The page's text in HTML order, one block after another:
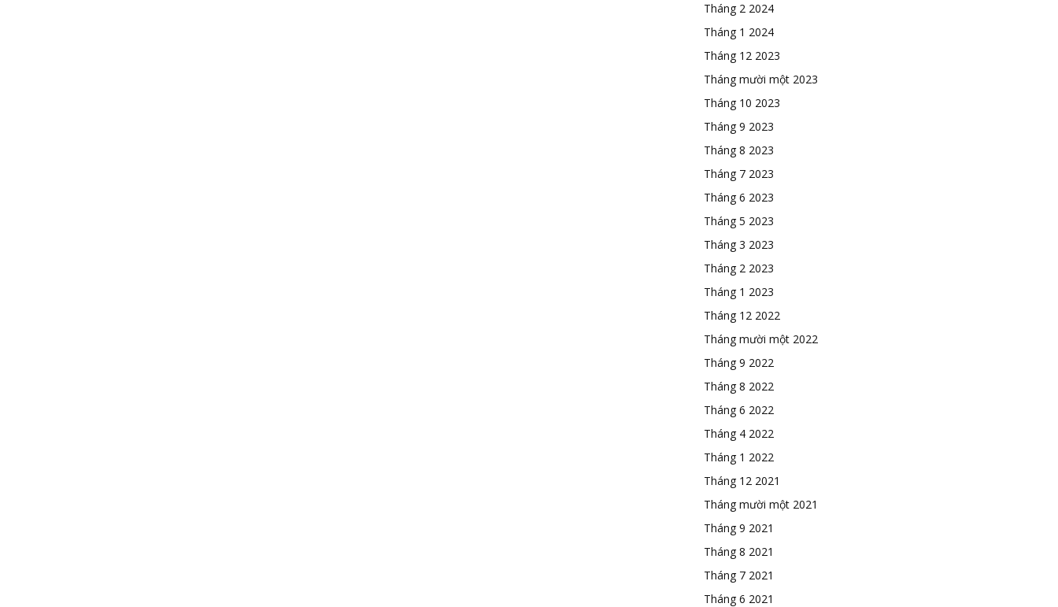
Tháng 2 2024
Tháng 1 2024
Tháng 12 2023
Tháng mười một 2023
Tháng 10 2023
Tháng 9 2023
Tháng 8 2023
Tháng 7 2023
Tháng 6 2023
Tháng 5 2023
Tháng 3 2023
Tháng 2 2023
Tháng 1 2023
Tháng 12 2022
Tháng mười một 2022
Tháng 9 2022
Tháng 8 2022
Tháng 6 2022
Tháng 4 2022
Tháng 1 2022
Tháng 12 2021
Tháng mười một 2021
Tháng 9 2021
Tháng 8 2021
Tháng 7 2021
Tháng 6 2021